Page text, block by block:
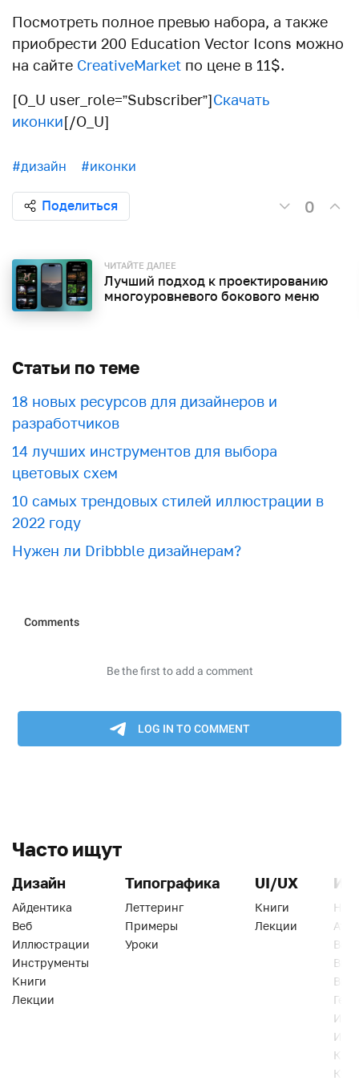
Посмотреть полное превью набора, а также
приобрести 200 Education Vector Icons можно
на сайте CreativeMarket по цене в 11$.
[O_U user_role=”Subscriber”]Скачать
иконки[/O_U]
#дизайн #иконки
Поделиться 0
ЧИТАЙТЕ ДАЛЕЕ
Лучший подход к проектированию
многоуровневого бокового меню
Статьи по теме
18 новых ресурсов для дизайнеров и
разработчиков
​​14 лучших инструментов для выбора
цветовых схем
10 самых трендовых стилей иллюстрации в
2022 году
Нужен ли Dribbble дизайнерам?
Часто ищут
Дизайн
Айдентика
Веб
Иллюстрации
Инструменты
Книги
Лекции
Типографика
Леттеринг
Примеры
Уроки
UI/UX
Книги
Лекции
Веб